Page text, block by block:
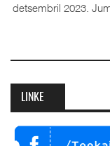
detsembril 2023.
LINKE